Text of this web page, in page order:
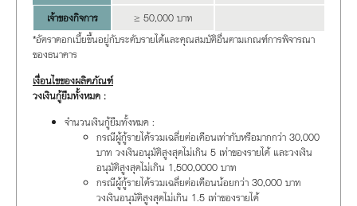
เจ้าของกิจการ
≥ 50,000 บาท
*อัตราดอกเบี้ยขึ้นอยู่กับระดับรายได้และคุณสมบัติอื่นตามเกณฑ์การพิจารณา
ของธนาคาร
เงื่อนไขของผลิตภัณฑ์
วงเงินกู้ยืมทั้งหมด :
จำนวนเงินกู้ยืมทั้งหมด :
กรณีผู้กู้รายได้รวมเฉลี่ยต่อเดือนเท่ากับหรือมากกว่า 30,000
บาท วงเงินอนุมัติสูงสุดไม่เกิน 5 เท่าของรายได้ และวงเงิน
อนุมัติสูงสุดไม่เกิน 1,500,0000 บาท
กรณีผู้กู้รายได้รวมเฉลี่ยต่อเดือนน้อยกว่า 30,000 บาท
วงเงินอนุมัติสูงสุดไม่เกิน 1.5 เท่าของรายได้